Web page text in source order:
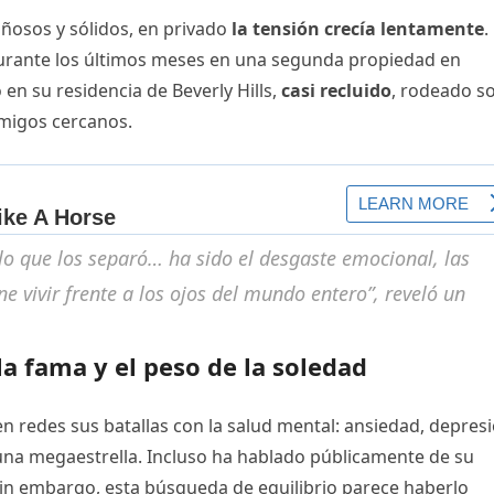
y sólidos, en privado la tensión crecía lentamente.
los últimos meses en una segunda propiedad en
su residencia de Beverly Hills, casi recluido, rodeado
cercanos.
que los separó… ha sido el desgaste emocional, las
vivir frente a los ojos del mundo entero”, reveló un
fama y el peso de la soledad
redes sus batallas con la salud mental: ansiedad,
megaestrella. Incluso ha hablado públicamente de su
embargo, esta búsqueda de equilibrio parece haberlo